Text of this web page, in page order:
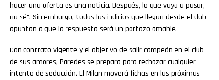
hacer una oferta es una noticia. Después, lo que vaya a pasar,
no sé”. Sin embargo, todos los indicios que llegan desde el club
apuntan a que la respuesta será un portazo amable.
Con contrato vigente y el objetivo de salir campeón en el club
de sus amores, Paredes se prepara para rechazar cualquier
intento de seducción. El Milan moverá fichas en las próximas